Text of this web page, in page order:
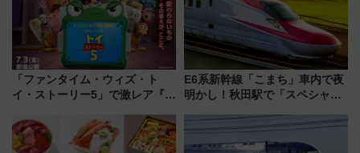
「ファンタイム・ウィズ・ト
イ・ストーリー5」で激レア『ロ
デコレーションも徹底解説
E6系新幹線「こまち」車内で夜
明かし！秋田駅で「スペシャル
法は？